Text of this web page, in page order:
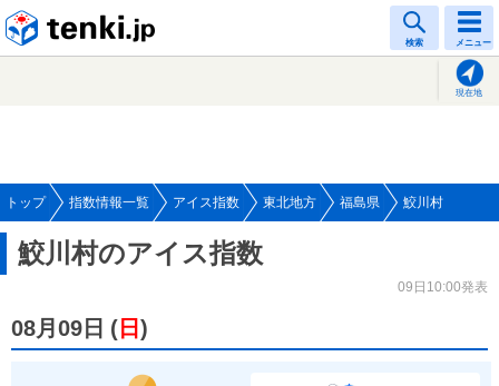
検索 メニュー
現在地
トップ 指数情報一覧 アイス指数 東北地方 福島県 鮫川村
鮫川村のアイス指数
09日10:00発表
08月09日 ( 日 )